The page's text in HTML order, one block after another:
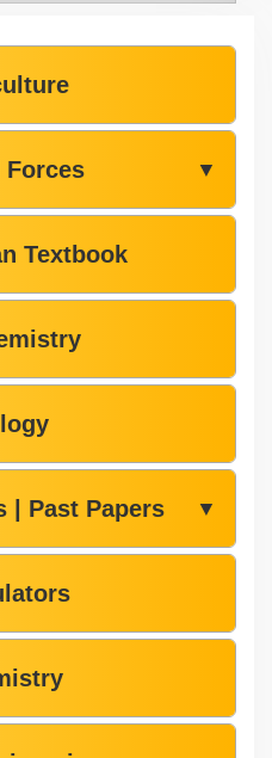
Forces ▼
Textbook
| Past Papers ▼